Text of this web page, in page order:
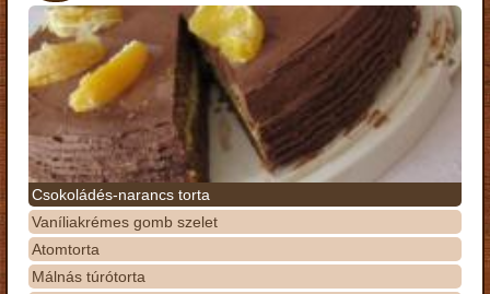
Csokoládés-narancs torta
Vaníliakrémes gomb szelet
Atomtorta
Málnás túrótorta